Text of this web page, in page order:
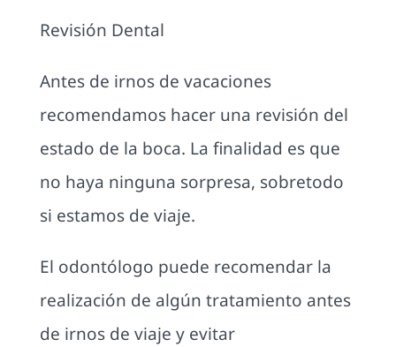
Revisión Dental
Antes de irnos de vacaciones
recomendamos hacer una revisión del
estado de la boca. La finalidad es que
no haya ninguna sorpresa, sobretodo
si estamos de viaje.
El odontólogo puede recomendar la
realización de algún tratamiento antes
de irnos de viaje y evitar